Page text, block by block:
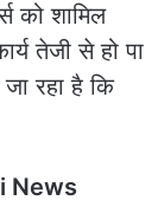
को शामिल
तेजी से हो पा
रहा है कि
News